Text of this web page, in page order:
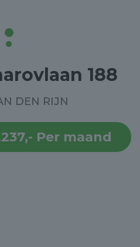
188
DEN RIJN
Per maand